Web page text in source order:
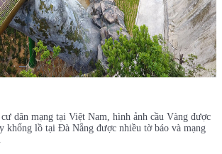
dân mạng tại Việt Nam, hình ảnh cầu Vàng được
khổng lồ tại Đà Nẵng được nhiều tờ báo và mạng